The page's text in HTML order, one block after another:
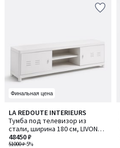
Финальная цена
LA REDOUTE INTERIEURS
Тумба под телевизор из
стали, ширина 180 см, LIVONA /
ЛИВОНА
51000 ₽-5%
48450 ₽